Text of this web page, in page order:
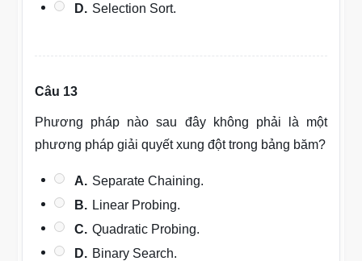
D. Selection Sort.
Câu 13
Phương pháp nào sau đây không phải là một
phương pháp giải quyết xung đột trong bảng băm?
A. Separate Chaining.
B. Linear Probing.
C. Quadratic Probing.
D. Binary Search.